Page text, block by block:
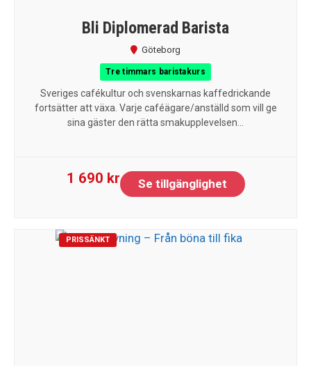
Bli Diplomerad Barista
Göteborg
Tre timmars baristakurs
Sveriges cafékultur och svenskarnas kaffedrickande
fortsätter att växa. Varje caféägare/anställd som vill ge
sina gäster den rätta smakupplevelsen...
1 690 kr Se tillgänglighet
PRISSÄNKT